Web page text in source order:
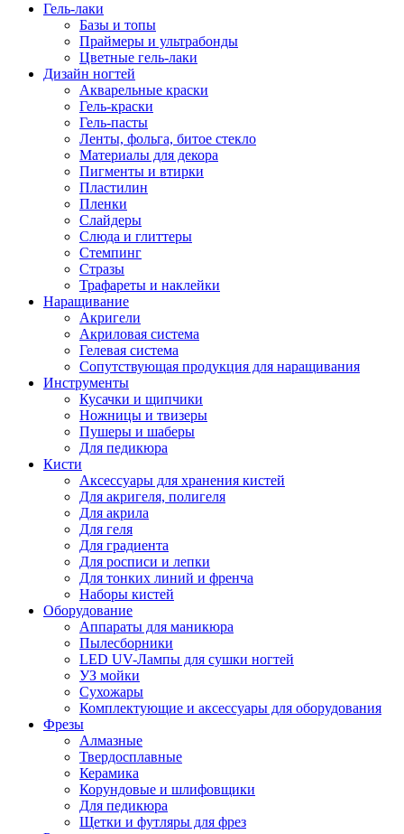
Гель-лаки
Базы и топы
Праймеры и ультрабонды
Цветные гель-лаки
Дизайн ногтей
Акварельные краски
Гель-краски
Гель-пасты
Ленты, фольга, битое стекло
Материалы для декора
Пигменты и втирки
Пластилин
Пленки
Слайдеры
Слюда и глиттеры
Стемпинг
Стразы
Трафареты и наклейки
Наращивание
Акригели
Акриловая система
Гелевая система
Сопутствующая продукция для наращивания
Инструменты
Кусачки и щипчики
Ножницы и твизеры
Пушеры и шаберы
Для педикюра
Кисти
Аксессуары для хранения кистей
Для акригеля, полигеля
Для акрила
Для геля
Для градиента
Для росписи и лепки
Для тонких линий и френча
Наборы кистей
Оборудование
Аппараты для маникюра
Пылесборники
LED UV-Лампы для сушки ногтей
УЗ мойки
Сухожары
Комплектующие и аксессуары для оборудования
Фрезы
Алмазные
Твердосплавные
Керамика
Корундовые и шлифовщики
Для педикюра
Щетки и футляры для фрез